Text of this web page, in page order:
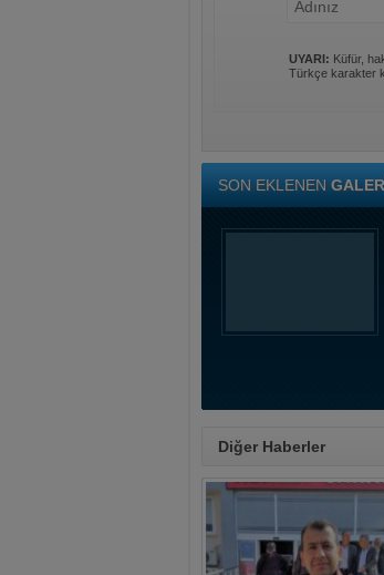
UYARI: Küfür,
Türkçe karakter
SON EKLENEN
Diğer Haberler